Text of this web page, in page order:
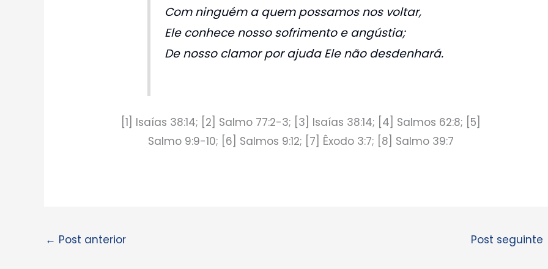
Com ninguém a quem possamos nos voltar,
Ele conhece nosso sofrimento e angústia;
De nosso clamor por ajuda Ele não desdenhará.
[1] Isaías 38:14; [2] Salmo 77:2-3; [3] Isaías 38:14; [4] Salmos 62:8; [5]
Salmo 9:9-10; [6] Salmos 9:12; [7] Êxodo 3:7; [8] Salmo 39:7
← Post anterior Post seguinte